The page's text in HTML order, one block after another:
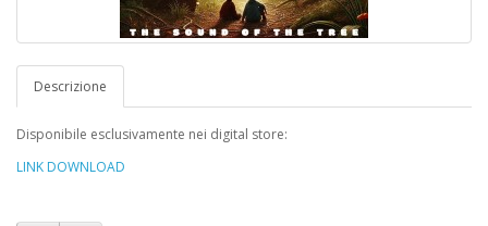
Descrizione
Disponibile esclusivamente nei digital store:
LINK DOWNLOAD